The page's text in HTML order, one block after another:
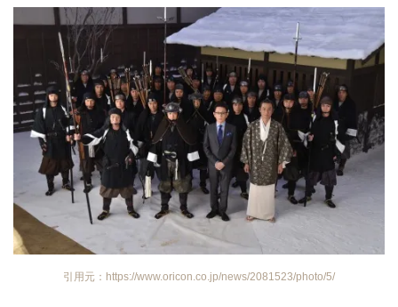
引用元：https://www.oricon.co.jp/news/2081523/photo/5/